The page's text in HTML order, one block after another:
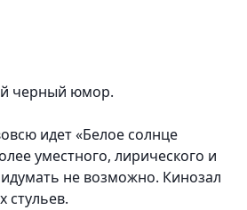
черный юмор.
идет «Белое солнце
уместного, лирического и
не возможно. Кинозал
стульев.